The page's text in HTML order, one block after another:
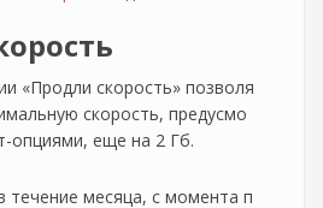
«Продли скорость» позволя
скорость, предусмо
опциями, еще на 2 Гб.
течение месяца, с момента п